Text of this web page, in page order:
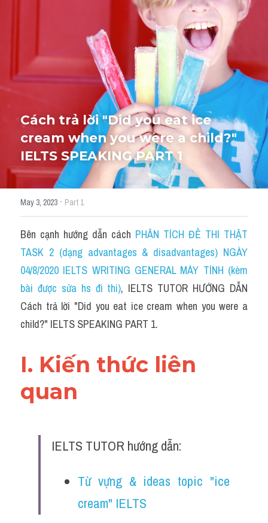
HỌC THỬ
Cách trả lời "Did you eat ice
cream when you were a child?"
IELTS SPEAKING PART 1
May 3, 2023 · Part 1
Bên cạnh hướng dẫn cách PHÂN TÍCH ĐỀ THI THẬT
TASK 2 (dạng advantages & disadvantages) NGÀY
04/8/2020 IELTS WRITING GENERAL MÁY TÍNH (kèm
bài được sửa hs đi thi), IELTS TUTOR HƯỚNG DẪN
Cách trả lời "Did you eat ice cream when you were a
child?" IELTS SPEAKING PART 1.
I. Kiến thức liên
quan
IELTS TUTOR hướng dẫn:
Từ vựng & ideas topic "ice
cream" IELTS